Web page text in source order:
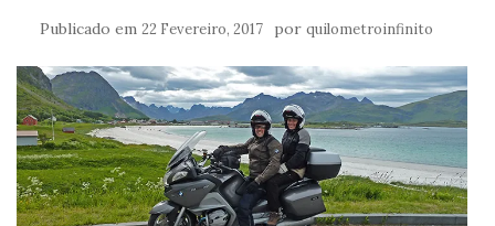
Publicado em 22 Fevereiro, 2017 por quilometroinfinito